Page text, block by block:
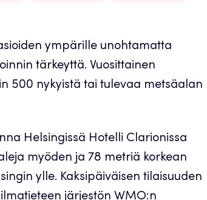
ympärille unohtamatta
tärkeyttä. Vuosittainen
500 nykyistä tai tulevaa metsäalan
Helsingissä Hotelli Clarionissa
myöden ja 78 metriä korkean
ylle. Kaksipäiväisen tilaisuuden
järjestön WMO:n